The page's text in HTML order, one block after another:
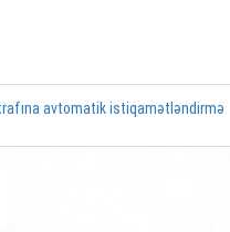
avtomatik istiqamətləndirmə